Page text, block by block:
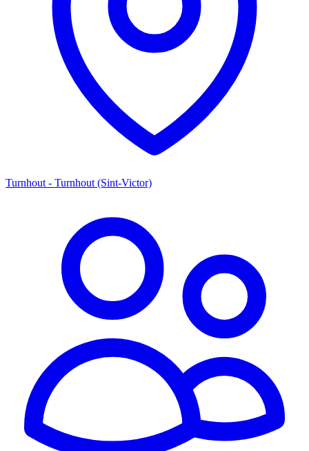
Turnhout - Turnhout (Sint-Victor)